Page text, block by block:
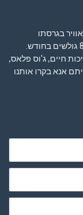
בגרסתו
הראשונה בשנת 2009 וכיום מבקרים בו קרוב ל-8,000 גולשים בחודש.
חיים, ג'וס פלאס,
אנא בקרו אותנו